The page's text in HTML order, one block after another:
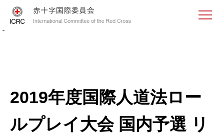
<
2019年度国際人道法ロー
ルプレイ大会 国内予選 リ